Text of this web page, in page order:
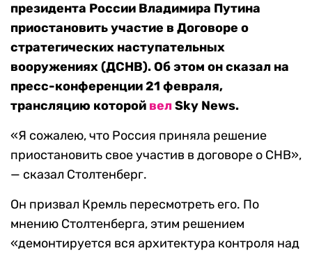
президента России Владимира Путина
приостановить участие в Договоре о
стратегических наступательных
вооружениях (ДСНВ). Об этом он сказал на
пресс-конференции 21 февраля,
трансляцию которой велSky News.
«Я сожалею, что Россия приняла решение
приостановить свое участив в договоре о СНВ»,
— сказал Столтенберг.
Он призвал Кремль пересмотреть его. По
мнению Столтенберга, этим решением
«демонтируется вся архитектура контроля над